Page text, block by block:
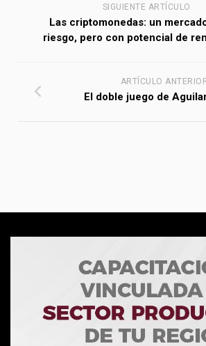
SIGUIENTE ARTÍCULO
Las criptomonedas: un
riesgo, pero con potencial de
ARTÍCULO
El doble juego de